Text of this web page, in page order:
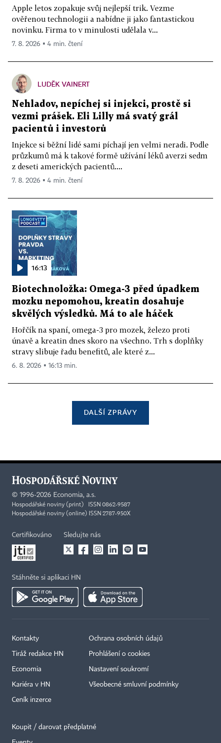
Apple letos zopakuje svůj nejlepší trik. Vezme
ověřenou technologii a nabídne ji jako fantastickou
novinku. Firma to v minulosti udělala v...
7. 8. 2026 ▪ 4 min. čtení
LUDĚK VAINERT
Nehladov, nepíchej si injekci, prostě si
vezmi prášek. Eli Lilly má svatý grál
pacientů i investorů
Injekce si běžní lidé sami píchají jen velmi neradi. Podle
průzkumů má k takové formě užívání léků averzi sedm
z deseti amerických pacientů....
7. 8. 2026 ▪ 4 min. čtení
16:13
Biotechnoložka: Omega-3 před úpadkem
mozku nepomohou, kreatin dosahuje
skvělých výsledků. Má to ale háček
Hořčík na spaní, omega-3 pro mozek, železo proti
únavě a kreatin dnes skoro na všechno. Trh s doplňky
stravy slibuje řadu benefitů, ale které z...
6. 8. 2026 ▪ 16:13 min.
DALŠÍ ZPRÁVY
© 1996-2026 Economia, a.s.
Hospodářské noviny (print) ISSN 0862-9587
Hospodářské noviny (online) ISSN 2787-950X
Certifikováno Sledujte nás
Stáhněte si aplikaci HN
Kontakty
Tiráž redakce HN
Economia
Kariéra v HN
Ceník inzerce
Ochrana osobních údajů
Prohlášení o cookies
Nastavení soukromí
Všeobecné smluvní podmínky
Koupit / darovat předplatné